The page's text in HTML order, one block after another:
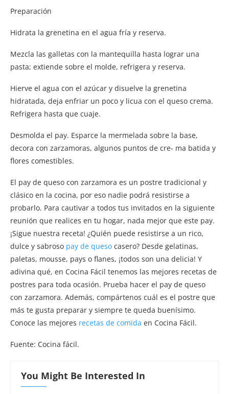
Preparación
Hidrata la grenetina en el agua fría y reserva.
Mezcla las galletas con la mantequilla hasta lograr una
pasta; extiende sobre el molde, refrigera y reserva.
Hierve el agua con el azúcar y disuelve la grenetina
hidratada, deja enfriar un poco y licua con el queso crema.
Refrigera hasta que cuaje.
Desmolda el pay. Esparce la mermelada sobre la base,
decora con zarzamoras, algunos puntos de cre- ma batida y
flores comestibles.
El pay de queso con zarzamora es un postre tradicional y
clásico en la cocina, por eso nadie podrá resistirse a
probarlo. Para cautivar a todos tus invitados en la siguiente
reunión que realices en tu hogar, nada mejor que este pay.
¡Sigue nuestra receta! ¿Quién puede resistirse a un rico,
dulce y sabroso pay de queso casero? Desde gelatinas,
paletas, mousse, pays o flanes, ¡todos son una delicia! Y
adivina qué, en Cocina Fácil tenemos las mejores recetas de
postres para toda ocasión. Prueba hacer el pay de queso
con zarzamora. Además, compártenos cuál es el postre que
más te gusta preparar y siempre te queda buenísimo.
Conoce las mejores recetas de comida en Cocina Fácil.
Fuente: Cocina fácil.
You Might Be Interested In